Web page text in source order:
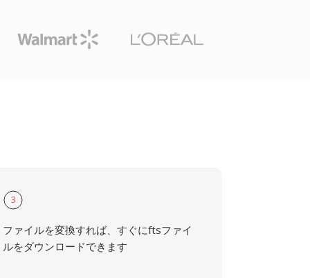
3
ファイルを変換すれば、すぐにftsファイ
ルをダウンロードできます